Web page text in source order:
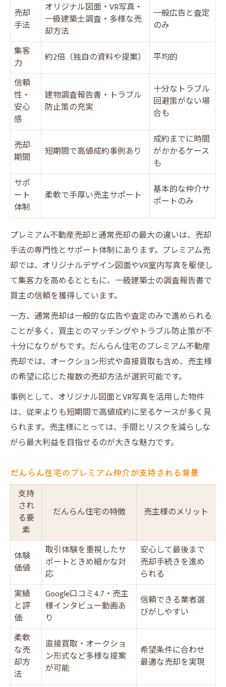
売却
手法
オリジナル図面・VR写真・
一級建築士調査・多様な売
却方法
一般広告と査定
のみ
集客
力
約2倍（独自の資料や提案）
平均的
信頼
性・
安心
感
建物調査報告書・トラブル
防止策の充実
十分なトラブル
回避策がない場
合も
売却
期間
短期間で高値成約事例あり
成約までに時間
がかかるケース
も
サポ
ート
体制
柔軟で手厚い売主サポート
基本的な仲介サ
ポートのみ
プレミアム不動産売却と通常売却の最大の違いは、売却
手法の専門性とサポート体制にあります。プレミアム売
却では、オリジナルデザイン図面やVR室内写真を駆使し
て集客力を高めるとともに、一級建築士の調査報告書で
買主の信頼を獲得しています。
一方、通常売却は一般的な広告や査定のみで進められる
ことが多く、買主とのマッチングやトラブル防止策が不
十分になりがちです。だんらん住宅のプレミアム不動産
売却では、オークション形式や直接買取も含め、売主様
の希望に応じた複数の売却方法が選択可能です。
事例として、オリジナル図面とVR写真を活用した物件
は、従来よりも短期間で高値成約に至るケースが多く見
られます。売主様にとっては、手間とリスクを減らしな
がら最大利益を目指せるのが大きな魅力です。
だんらん住宅のプレミアム仲介が支持される背景
支持
され
る要
素
だんらん住宅の特徴 売主様のメリット
体験
価値
取引体験を重視したサ
ポートときめ細かな対
応
安心して最後まで
売却手続きを進め
られる
実績
と評
価
Google口コミ4.7・売主
様インタビュー動画あ
り
信頼できる業者選
びがしやすい
柔軟
な売
却方
法
直接買取・オークショ
ン形式など多様な提案
が可能
希望条件に合わせ
最適な売却を実現